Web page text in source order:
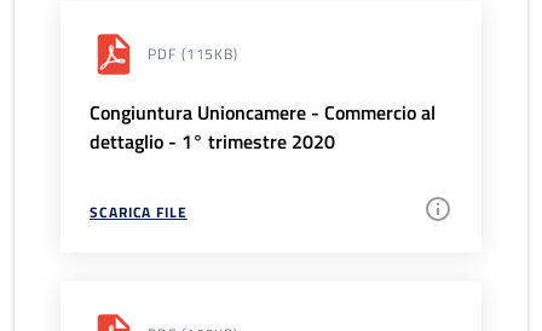
PDF (115KB)
Congiuntura Unioncamere - Commercio al
dettaglio - 1° trimestre 2020
SCARICA FILE